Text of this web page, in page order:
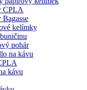
CPLA
kelímky
pohár
na kávu
kávu